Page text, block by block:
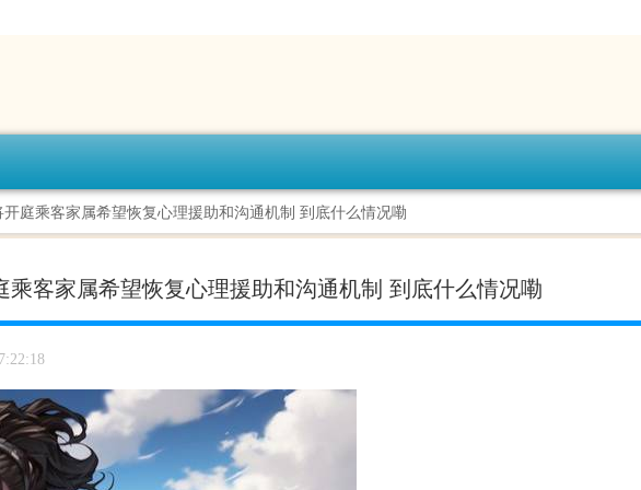
庭乘客家属希望恢复心理援助和沟通机制 到底什么情况嘞
客家属希望恢复心理援助和沟通机制 到底什么情况嘞